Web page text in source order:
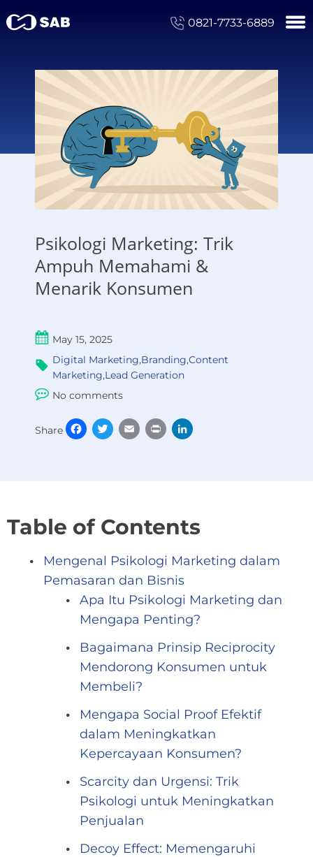
0821-7733-6889
Psikologi Marketing: Trik
Ampuh Memahami &
Menarik Konsumen
May 15, 2025
Digital Marketing,Branding,Content
Marketing,Lead Generation
No comments
Share Facebook
TwitterEmail Print
Table of Contents
Mengenal Psikologi Marketing dalam
Pemasaran dan Bisnis
Apa Itu Psikologi Marketing dan
Mengapa Penting?
Bagaimana Prinsip Reciprocity
Mendorong Konsumen untuk
Membeli?
Mengapa Social Proof Efektif
dalam Meningkatkan
Kepercayaan Konsumen?
Scarcity dan Urgensi: Trik
Psikologi untuk Meningkatkan
Penjualan
Decoy Effect: Memengaruhi